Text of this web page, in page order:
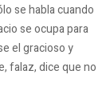
se habla cuando
se ocupa para
el gracioso y
falaz, dice que no